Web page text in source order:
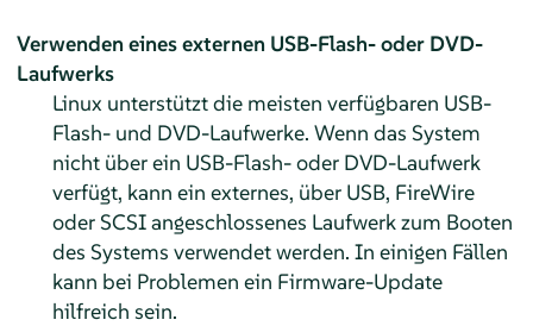
Verwenden eines externen USB-Flash- oder DVD-
Laufwerks
Linux unterstützt die meisten verfügbaren USB-
Flash- und DVD-Laufwerke. Wenn das System
nicht über ein USB-Flash- oder DVD-Laufwerk
verfügt, kann ein externes, über USB, FireWire
oder SCSI angeschlossenes Laufwerk zum Booten
des Systems verwendet werden. In einigen Fällen
kann bei Problemen ein Firmware-Update
hilfreich sein.